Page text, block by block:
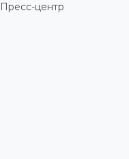
Пресс-центр